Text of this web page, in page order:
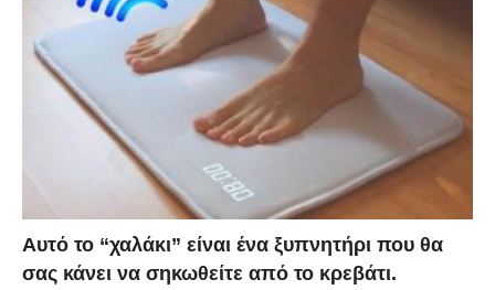
Αυτό το “χαλάκι” είναι ένα ξυπνητήρι που θα
σας κάνει να σηκωθείτε από το κρεβάτι.